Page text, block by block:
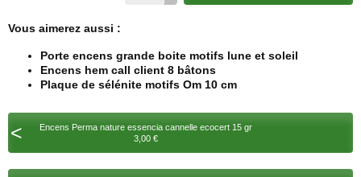
Vous aimerez aussi :
Porte encens grande boite motifs lune et soleil
Encens hem call client 8 bâtons
Plaque de sélénite motifs Om 10 cm
<
Encens Perma nature essencia cannelle ecocert 15 gr
3,00 €